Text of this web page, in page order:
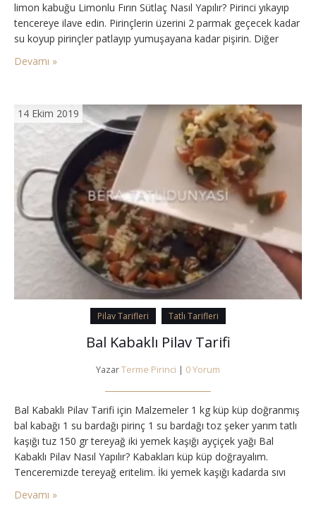
limon kabuğu Limonlu Fırın Sütlaç Nasıl Yapılır? Pirinci yıkayıp
tencereye ilave edin. Pirinçlerin üzerini 2 parmak geçecek kadar
su koyup pirinçler patlayıp yumuşayana kadar pişirin. Diğer
Devamı »
14 Ekim 2019
Pilav Tarifleri Tatlı Tarifleri
Bal Kabaklı Pilav Tarifi
YazarTerme Pirinci | 0 Yorum
Bal Kabaklı Pilav Tarifi için Malzemeler 1 kg küp küp doğranmış
bal kabağı 1 su bardağı pirinç 1 su bardağı toz şeker yarım tatlı
kaşığı tuz 150 gr tereyağ iki yemek kaşığı ayçiçek yağı Bal
Kabaklı Pilav Nasıl Yapılır? Kabakları küp küp doğrayalım.
Tenceremizde tereyağ eritelim. İki yemek kaşığı kadarda sıvı
Devamı »